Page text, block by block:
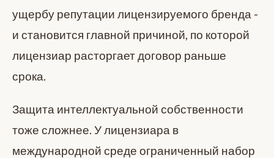
ущербу репутации лицензируемого бренда -
и становится главной причиной, по которой
лицензиар расторгает договор раньше
срока.
Защита интеллектуальной собственности
тоже сложнее. У лицензиара в
международной среде ограниченный набор